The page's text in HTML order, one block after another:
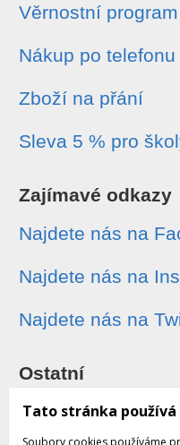
Věrnostní program
Nákup po telefonu
Zboží na přání
Sleva 5 % pro
Zajímavé odkazy
Najdete nás na
Najdete nás na
Najdete nás na
Ostatní
Sledování zásilek
Tato stránka používá
Soubory cookies používáme